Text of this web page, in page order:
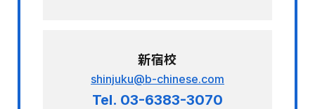
新宿校
shinjuku@b-chinese.com
Tel. 03-6383-3070